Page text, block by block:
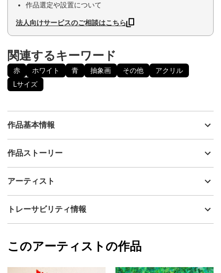
作品選定や設置について
法人向けサービスのご相談はこちら
関連するキーワード
赤 ホワイト 青 抽象画 その他
アクリル
Lサイズ
作品基本情報
出品者
制作年
アクリル
カラー
赤
作品ストーリー
トマティックに制作しました。
表面ではなく、裏面に記載してあります。
アーティスト
眞野丘秋 / Takaaki MANO
フォローする
トレーサビリティ情報
眞野丘秋 / Takaaki MANO
このアーティストの作品